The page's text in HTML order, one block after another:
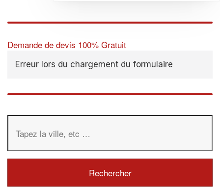
Demande de devis 100% Gratuit
Erreur lors du chargement du formulaire